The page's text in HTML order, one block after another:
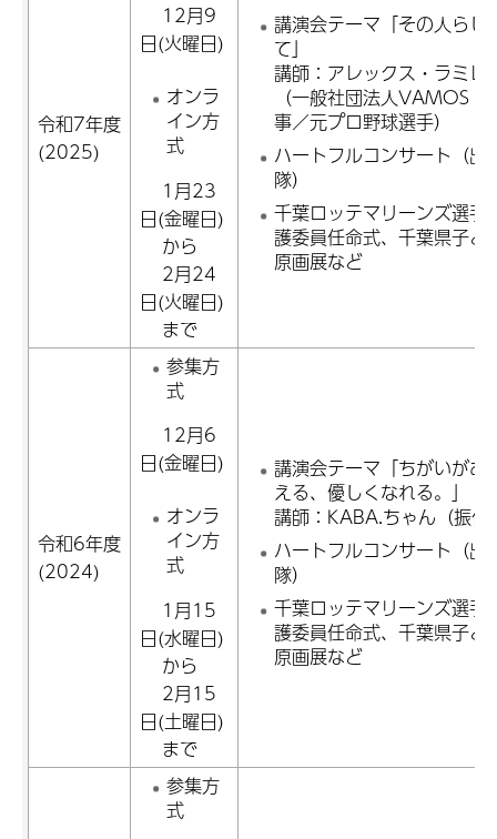
令和7年度
(2025)
12月9
日(火曜日)
オンラ
イン方
式
1月23
日(金曜日)
から
2月24
日(火曜日)
まで
講演会テーマ「その人らし
て」
講師：アレックス・ラミレ
（一般社団法人VAMOS
事／元プロ野球選手）
ハートフルコンサート（出
隊）
千葉ロッテマリーンズ選手
護委員任命式、千葉県子ど
原画展など
令和6年度
(2024)
参集方
式
12月6
日(金曜日)
オンラ
イン方
式
1月15
日(水曜日)
から
2月15
日(土曜日)
まで
講演会テーマ「ちがいがあ
える、優しくなれる。」
講師：KABA.ちゃん（振付
ハートフルコンサート（出
隊）
千葉ロッテマリーンズ選手
護委員任命式、千葉県子ど
原画展など
参集方
式